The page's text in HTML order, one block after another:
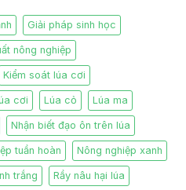
Giải pháp sinh học
nông nghiệp
Kiểm soát lúa cơi
cơi Lúa cỏ Lúa ma
Nhận biết đạo ôn trên lúa
tuần hoàn Nông nghiệp xanh
trắng Rầy nâu hại lúa